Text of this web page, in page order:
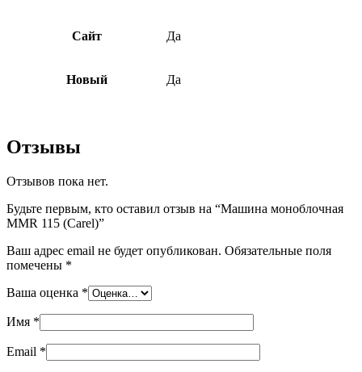
Сайт Да
Новый Да
Отзывы
Отзывов пока нет.
Будьте первым, кто оставил отзыв на “Машина моноблочная
MMR 115 (Carel)”
Ваш адрес email не будет опубликован. Обязательные поля
помечены *
Ваша оценка *
Имя *
Email *